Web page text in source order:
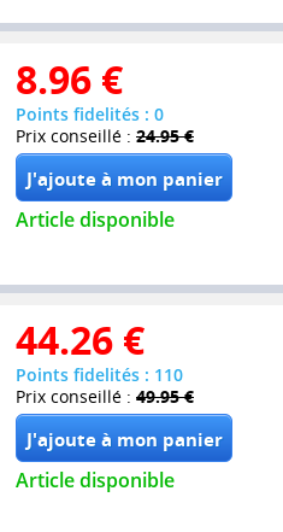
8.96 €
Points fidelités : 0
Prix conseillé : 24.95 €
Article disponible
44.26 €
Points fidelités : 110
Prix conseillé : 49.95 €
Article disponible